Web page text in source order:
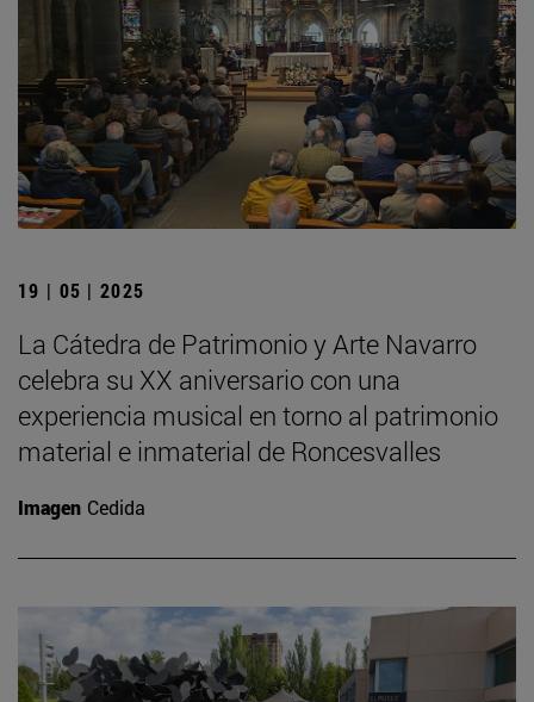
19 | 05 | 2025
La Cátedra de Patrimonio y Arte Navarro
celebra su XX aniversario con una
experiencia musical en torno al patrimonio
material e inmaterial de Roncesvalles
Imagen Cedida